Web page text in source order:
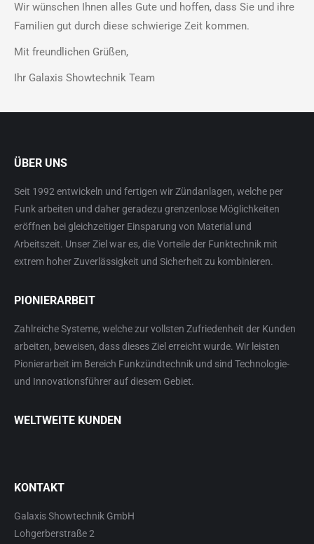
Wir wünschen Ihnen alles Gute und hoffen, dass Sie und ihre
Familien gut durch diese schwierige Zeit kommen.
Mit freundlichen Grüßen,
Ihr Galaxis Showtechnik Team
ÜBER UNS
Seit 1992 entwickeln und fertigen wir Zündanlagen, welche per
Funk arbeiten und daher geradezu grenzenlose Möglichkeiten
eröffnen bei gleichzeitiger Einsparung von Material und
Arbeitszeit. Unser Ziel war es, die Vorteile der Funktechnik mit
extrem hoher Zuverlässigkeit und Sicherheit zu kombinieren.
PIONIERARBEIT
Zahlreiche Systeme, welche zur vollsten Zufriedenheit der Kunden
arbeiten, beweisen, dass dieses Ziel erreicht wurde. Wir leisten
Pionierarbeit im Bereich Funkzündtechnik und sind Technologie-
und Innovationsführer auf diesem Gebiet.
WELTWEITE KUNDEN
KONTAKT
Galaxis Showtechnik GmbH
Lohgerberstraße 2